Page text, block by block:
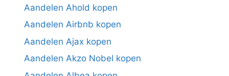
Aandelen Ahold kopen
Aandelen Airbnb kopen
Aandelen Ajax kopen
Aandelen Akzo Nobel kopen